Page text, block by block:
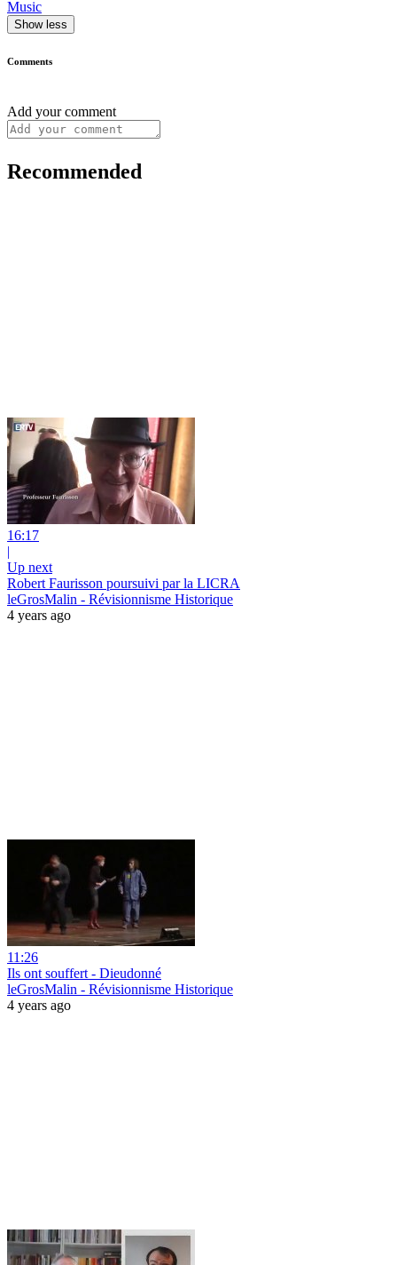
Music
Show less
Comments
Add your comment
Recommended
16:17
|
Up next
Robert Faurisson poursuivi par la LICRA
leGrosMalin - Révisionnisme Historique
4 years ago
11:26
Ils ont souffert - Dieudonné
leGrosMalin - Révisionnisme Historique
4 years ago